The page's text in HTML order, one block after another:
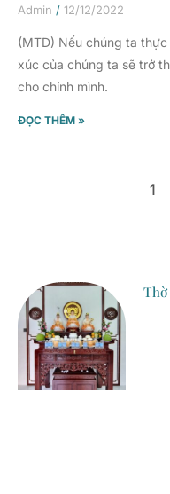
Admin 12/12/2022
(MTD) Nếu chúng ta
xúc của chúng ta sẽ trở
cho chính mình.
ĐỌC THÊM »
1